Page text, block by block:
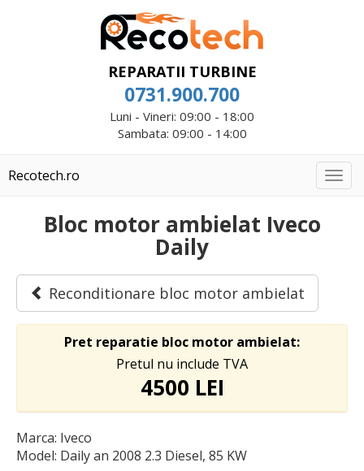
REPARATII TURBINE
0731.900.700
Luni - Vineri: 09:00 - 18:00
Sambata: 09:00 - 14:00
Recotech.ro
Bloc motor ambielat Iveco
Daily
Reconditionare bloc motor ambielat
Pret reparatie bloc motor ambielat:
Pretul nu include TVA
4500 LEI
Marca: Iveco
Model: Dailyan 2008 2.3 Diesel, 85 KW